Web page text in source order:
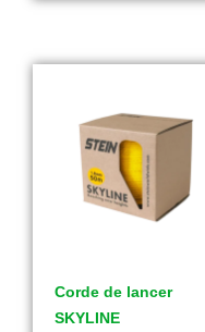
Corde de lancer
SKYLINE